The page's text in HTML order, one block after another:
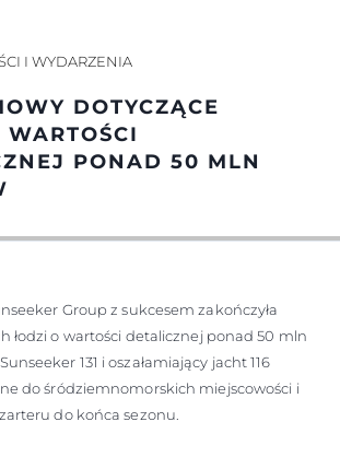
ZESPÓŁ
TRADYCJA
I WYDARZENIA
DOTYCZĄCE
PONAD 50 MLN
Group z sukcesem zakończyła
łodzi o wartości detalicznej ponad 50 mln
131 i oszałamiający jacht 116
do śródziemnomorskich miejscowości i
do końca sezonu.